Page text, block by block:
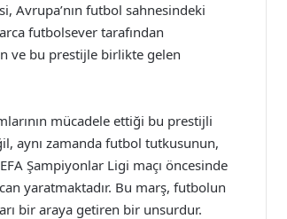
Avrupa’nın futbol sahnesindeki
futbolsever tarafından
ve bu prestijle birlikte gelen
mücadele ettiği bu prestijli
aynı zamanda futbol tutkusunun,
Şampiyonlar Ligi maçı öncesinde
yaratmaktadır. Bu marş, futbolun
bir araya getiren bir unsurdur.